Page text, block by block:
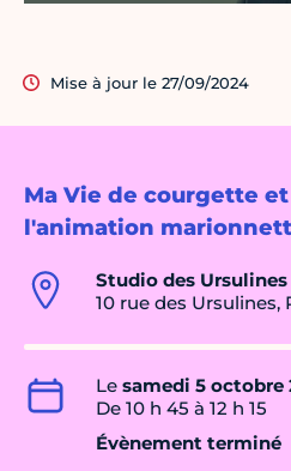
Ma Vie de courgette
l'animation
Studio des Ursulines
10 rue des Ursulines,
Le samedi 5 octobre
De 10 h 45 à 12 h 15
Évènement terminé
Mise à jour le 27/09/2024